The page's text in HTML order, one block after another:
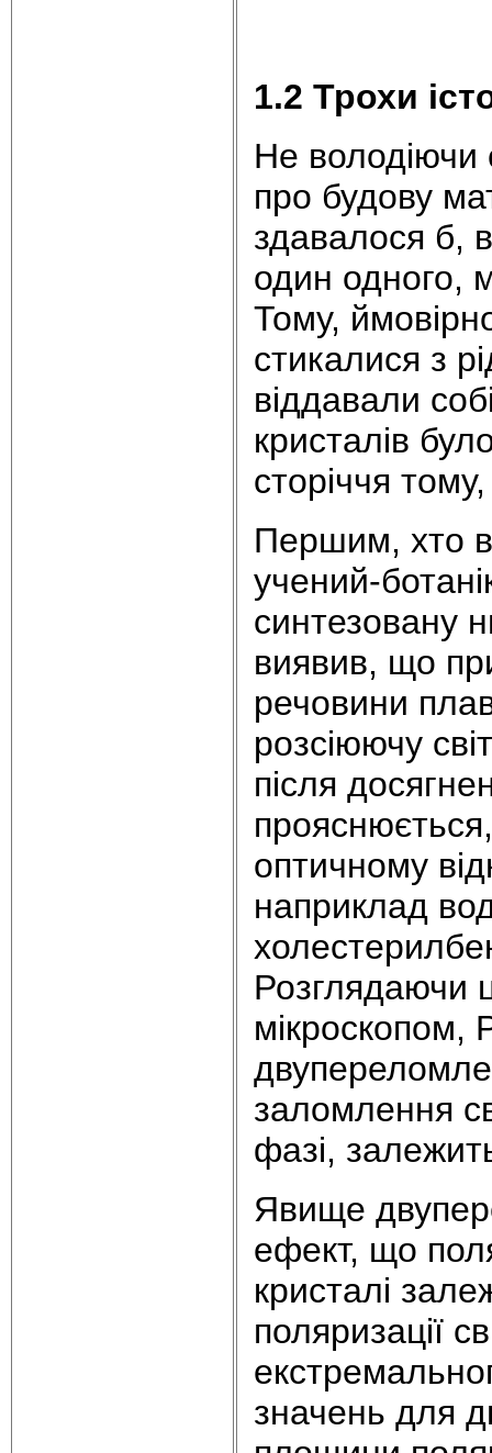
1.2 Трохи
Не
про будову
здавалося б,
один одного,
Тому,
стикалися з
віддавали
кристалів
сторіччя
Першим, хто
учений-
синтезовану
виявив, що
речовини
розсіюючу
після
оптичному
наприклад
Розглядаючи
мікроскопом,
заломлення
фазі,
Явище
ефект, що
кристалі
поляризації
значень для